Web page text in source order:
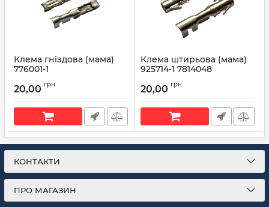
Клема гніздова (мама)
776001-1
20,00 грн
Клема штирьова (мама)
925714-1 7814048
20,00 грн
КОНТАКТИ
ПРО МАГАЗИН